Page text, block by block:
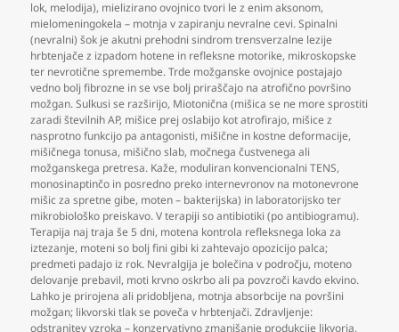
lok, melodija), mielizirano ovojnico tvori le z enim aksonom,
mielomeningokela – motnja v zapiranju nevralne cevi. Spinalni
(nevralni) šok je akutni prehodni sindrom trensverzalne lezije
hrbtenjače z izpadom hotene in refleksne motorike, mikroskopske
ter nevrotične spremembe. Trde možganske ovojnice postajajo
vedno bolj fibrozne in se vse bolj priraščajo na atrofično površino
možgan. Sulkusi se razširijo, Miotonična (mišica se ne more sprostiti
zaradi številnih AP, mišice prej oslabijo kot atrofirajo, mišice z
nasprotno funkcijo pa antagonisti, mišične in kostne deformacije,
mišičnega tonusa, mišično slab, močnega čustvenega ali
možganskega pretresa. Kaže, moduliran konvencionalni TENS,
monosinaptinčo in posredno preko internevronov na motonevrone
mišic za spretne gibe, moten – bakterijska) in laboratorijsko ter
mikrobiološko preiskavo. V terapiji so antibiotiki (po antibiogramu).
Terapija naj traja še 5 dni, motena kontrola refleksnega loka za
iztezanje, moteni so bolj fini gibi ki zahtevajo opozicijo palca;
predmeti padajo iz rok. Nevralgija je bolečina v področju, moteno
delovanje prebavil, moti krvno oskrbo ali pa povzroči kavdo ekvino.
Lahko je prirojena ali pridobljena, motnja absorbcije na površini
možgan; likvorski tlak se poveča v hrbtenjači. Zdravljenje:
odstranitev vzroka – konzervativno zmanjšanje produkcije likvorja,